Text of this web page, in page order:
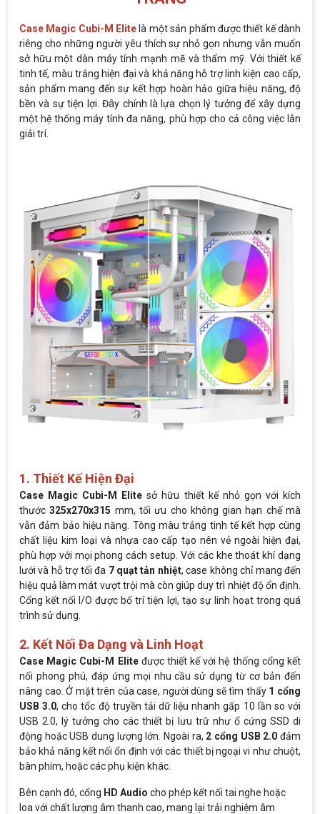
Case Magic Cubi-M Elitelà một sản phẩm được thiết kế dành
riêng cho những người yêu thích sự nhỏ gọn nhưng vẫn muốn
sở hữu một dàn máy tính mạnh mẽ và thẩm mỹ. Với thiết kế
tinh tế, màu trắng hiện đại và khả năng hỗ trợ linh kiện cao cấp,
sản phẩm mang đến sự kết hợp hoàn hảo giữa hiệu năng, độ
bền và sự tiện lợi. Đây chính là lựa chọn lý tưởng để xây dựng
một hệ thống máy tính đa năng, phù hợp cho cả công việc lẫn
giải trí.
1. Thiết Kế Hiện Đại
Case Magic Cubi-M Elite sở hữu thiết kế nhỏ gọn với kích
thước325x270x315 mm, tối ưu cho không gian hạn chế mà
vẫn đảm bảo hiệu năng. Tông màu trắng tinh tế kết hợp cùng
chất liệu kim loại và nhựa cao cấp tạo nên vẻ ngoài hiện đại,
phù hợp với mọi phong cách setup. Với các khe thoát khí dạng
lưới và hỗ trợ tối đa 7 quạt tản nhiệt, case không chỉ mang đến
hiệu quả làm mát vượt trội mà còn giúp duy trì nhiệt độ ổn định.
Cổng kết nối I/O được bố trí tiện lợi, tạo sự linh hoạt trong quá
trình sử dụng.
2. Kết Nối Đa Dạng và Linh Hoạt
Case Magic Cubi-M Eliteđược thiết kế với hệ thống cổng kết
nối phong phú, đáp ứng mọi nhu cầu sử dụng từ cơ bản đến
nâng cao. Ở mặt trên của case, người dùng sẽ tìm thấy 1 cổng
USB 3.0, cho tốc độ truyền tải dữ liệu nhanh gấp 10 lần so với
USB 2.0, lý tưởng cho các thiết bị lưu trữ như ổ cứng SSD di
động hoặc USB dung lượng lớn. Ngoài ra, 2 cổng USB 2.0 đảm
bảo khả năng kết nối ổn định với các thiết bị ngoại vi như chuột,
bàn phím, hoặc các phụ kiện khác.
Bên cạnh đó, cổng HD Audio cho phép kết nối tai nghe hoặc
loa với chất lượng âm thanh cao, mang lại trải nghiệm âm